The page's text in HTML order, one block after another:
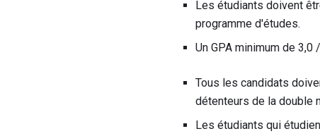
Les étudiants doivent
programme d'études.
Un GPA minimum de
Tous les candidats
détenteurs de la double
Les étudiants qui